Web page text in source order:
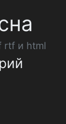
rtf и html